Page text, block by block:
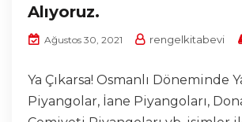
Alıyoruz.
Ağustos 30, 2021 rengelkitabevi
Ya Çıkarsa! Osmanlı Döneminde
Piyangolar, İane Piyangoları,